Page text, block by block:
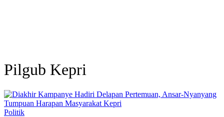
Pilgub Kepri
Politik